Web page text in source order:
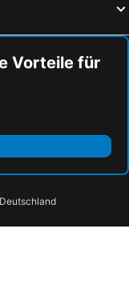
Vorteile für